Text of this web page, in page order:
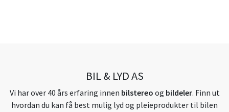
BIL & LYD AS
Vi har over 40 års erfaring innen bilstereo og bildeler. Finn ut
hvordan du kan få best mulig lyd og pleieprodukter til bilen